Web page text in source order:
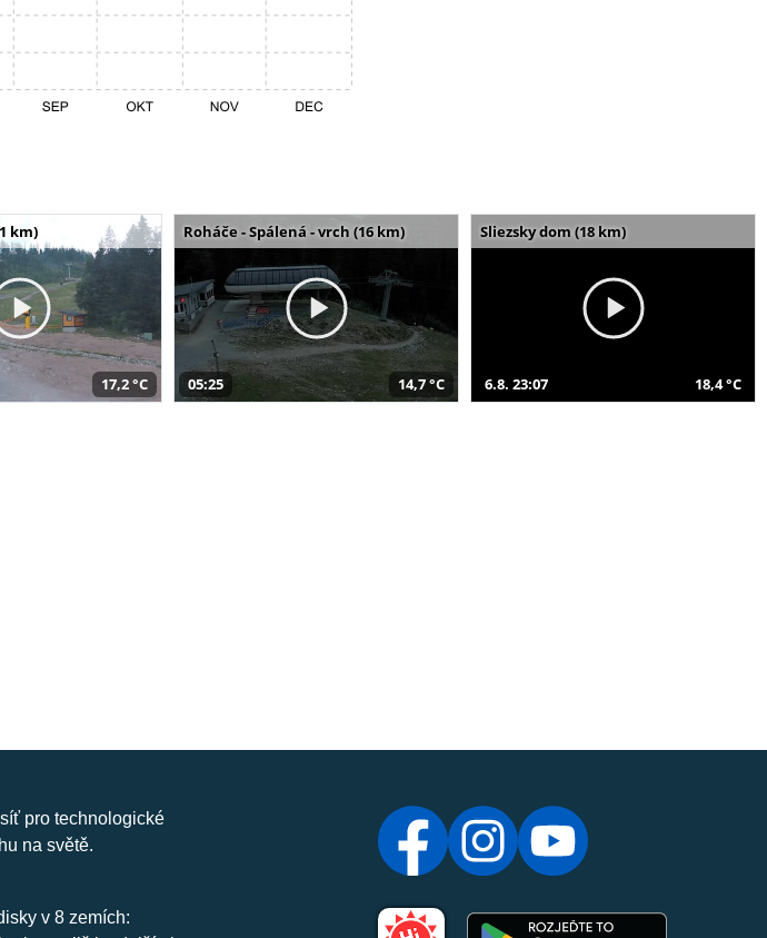
km)
17,2 °C
Roháče - Spálená - vrch (16 km)
05:25 14,7 °C
Sliezsky dom (18 km)
6.8. 23:07 18,4 °C
pro technologické
na světě.
v 8 zemích: